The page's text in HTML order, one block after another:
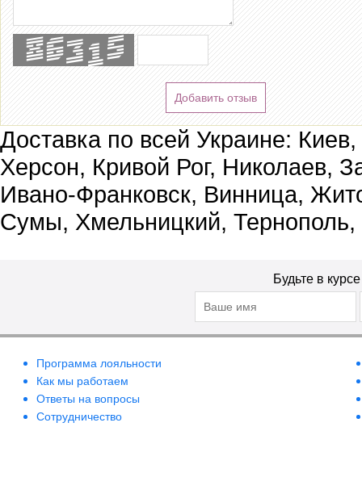
Добавить отзыв
Доставка по всей Украине:
Херсон, Кривой Рог, Николаев,
Ивано-Франковск, Винница,
Сумы, Хмельницкий, Тернополь,
Будьте в
Программа лояльности
Как мы работаем
Ответы на вопросы
Сотрудничество